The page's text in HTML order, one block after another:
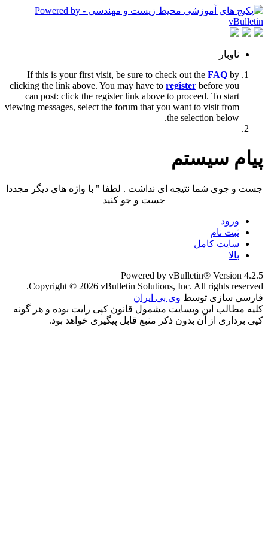
ناوبار
If this is your first visit, be sure to check out the FAQ by
clicking the link above. You may have to register before you
can post: click the register link above to proceed. To start
viewing messages, select the forum that you want to visit from
the selection below.
پیام سیستم
جست و جوی شما نتیجه ای نداشت . لطفا " با واژه های دیگر مجددا
جست و جو کنید
ورود
ثبت نام
سایت کامل
بالا
Powered by vBulletin® Version 4.2.5
Copyright © 2026 vBulletin Solutions, Inc. All rights reserved.
فارسی سازی توسط وی بی ایران
کلیه مطالب این وبسایت مشمول قانون کپی رایت بوده و هر گونه
کپی برداری از آن بدون ذکر منبع قابل پیگیری خواهد بود.